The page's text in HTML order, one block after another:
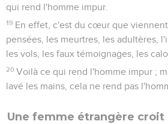
qui rend l'homme impur.
19 En effet, c'est du cœur que
pensées, les meurtres, les adultères,
les vols, les faux témoignages, les
20 Voilà ce qui rend l'homme impur ;
lavé les mains, cela ne rend pas
Une femme étrangère croit